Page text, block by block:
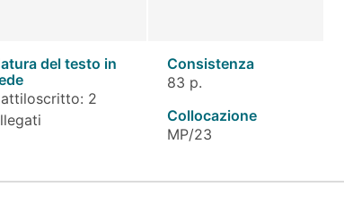
del testo in
2
Consistenza
83 p.
Collocazione
MP/23